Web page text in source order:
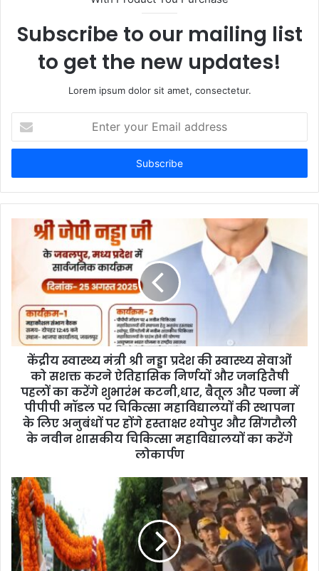
e
Subscribe to our mailing list
to get the new updates!
Lorem ipsum dolor sit amet, consectetur.
t
r
y
केंद्रीय स्वास्थ्य मंत्री श्री नड्डा प्रदेश की स्वास्थ्य सेवाओं
को सशक्त करने ऐतिहासिक निर्णयों और जनहितैषी
पहलों का करेंगे शुभारंभ कटनी,धार, बैतूल और पन्ना में
पीपीपी मॉडल पर चिकित्सा महाविद्यालयों की स्थापना
के लिए अनुबंधों पर होंगे हस्ताक्षर श्योपुर और सिंगरौली
के नवीन शासकीय चिकित्सा महाविद्यालयों का करेंगे
लोकार्पण